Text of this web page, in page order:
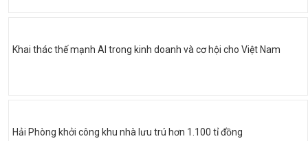
Khai thác thế mạnh AI trong kinh doanh và cơ hội cho Việt Nam
Hải Phòng khởi công khu nhà lưu trú hơn 1.100 tỉ đồng